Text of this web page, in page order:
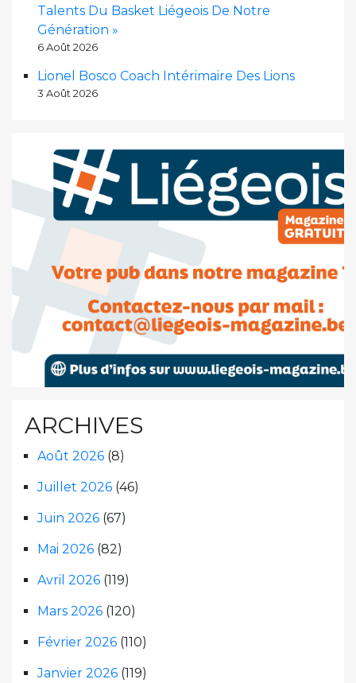
Talents Du Basket Liégeois De Notre
Génération »
6 Août 2026
Lionel Bosco Coach Intérimaire Des Lions
3 Août 2026
ARCHIVES
Août 2026 (8)
Juillet 2026 (46)
Juin 2026 (67)
Mai 2026 (82)
Avril 2026 (119)
Mars 2026 (120)
Février 2026 (110)
Janvier 2026 (119)